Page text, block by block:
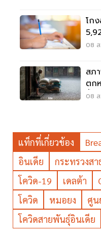
โก
ปป
08 ส
สภ
ตก
น้ำ
08
แท็กที่เกี่ยวข้อง
อินเดีย
กระทรวงส
โควิด-19
เดลต้า
โควิด
หมอยง
ศูน
โควิดสายพันธุ์อินเดีย